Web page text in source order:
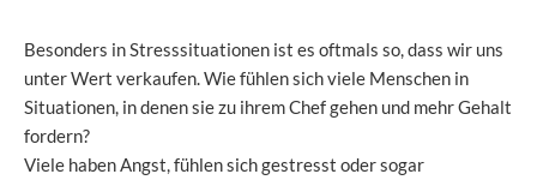
Besonders in Stresssituationen ist es oftmals so, dass wir uns
unter Wert verkaufen. Wie fühlen sich viele Menschen in
Situationen, in denen sie zu ihrem Chef gehen und mehr Gehalt
fordern?
Viele haben Angst, fühlen sich gestresst oder sogar